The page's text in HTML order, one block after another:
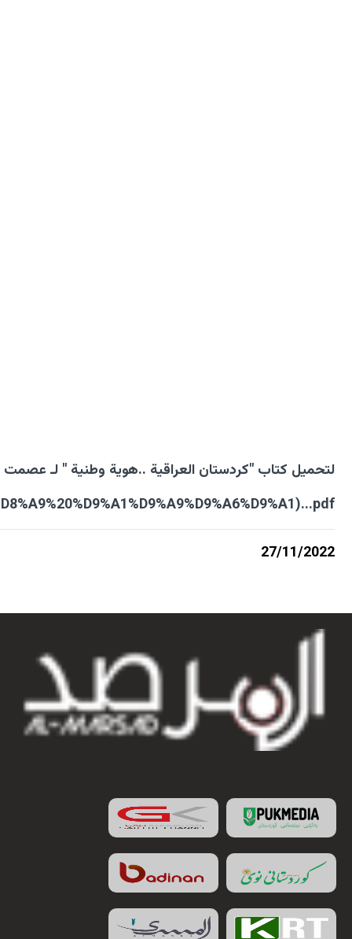
لتحميل كتاب "كردستان العراقية ..هوية وطنية " لـ عصمت
27/11/2022